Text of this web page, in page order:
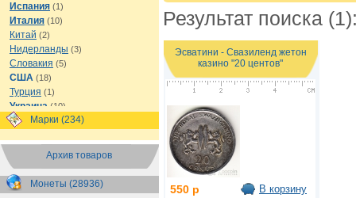
Испания (1)
Италия (10)
Китай (2)
Нидерланды (3)
Словакия (5)
США (18)
Турция (1)
Украина (10)
Финляндия(1)
Швеция (1)
Эсватини (Свазиленд)(1)
Эстония(1)
Марки (234)
Архив товаров
Монеты (28936)
Результат поиска
Эсватини - Свазиленд жетон
казино "20 центов"
550 р В корзину